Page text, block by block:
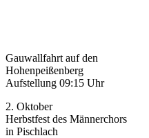
Gauwallfahrt auf den
Hohenpeißenberg
Aufstellung 09:15 Uhr
2. Oktober
Herbstfest des Männerchors
in Pischlach